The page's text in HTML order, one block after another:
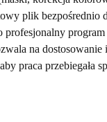
plik bezpośrednio
profesjonalny
na dostosowanie
praca przebiegała